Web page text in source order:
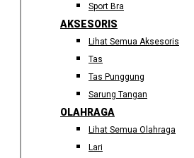
Sport Bra
AKSESORIS
Lihat Semua Aksesoris
Tas
Tas Punggung
Sarung Tangan
OLAHRAGA
Lihat Semua Olahraga
Lari